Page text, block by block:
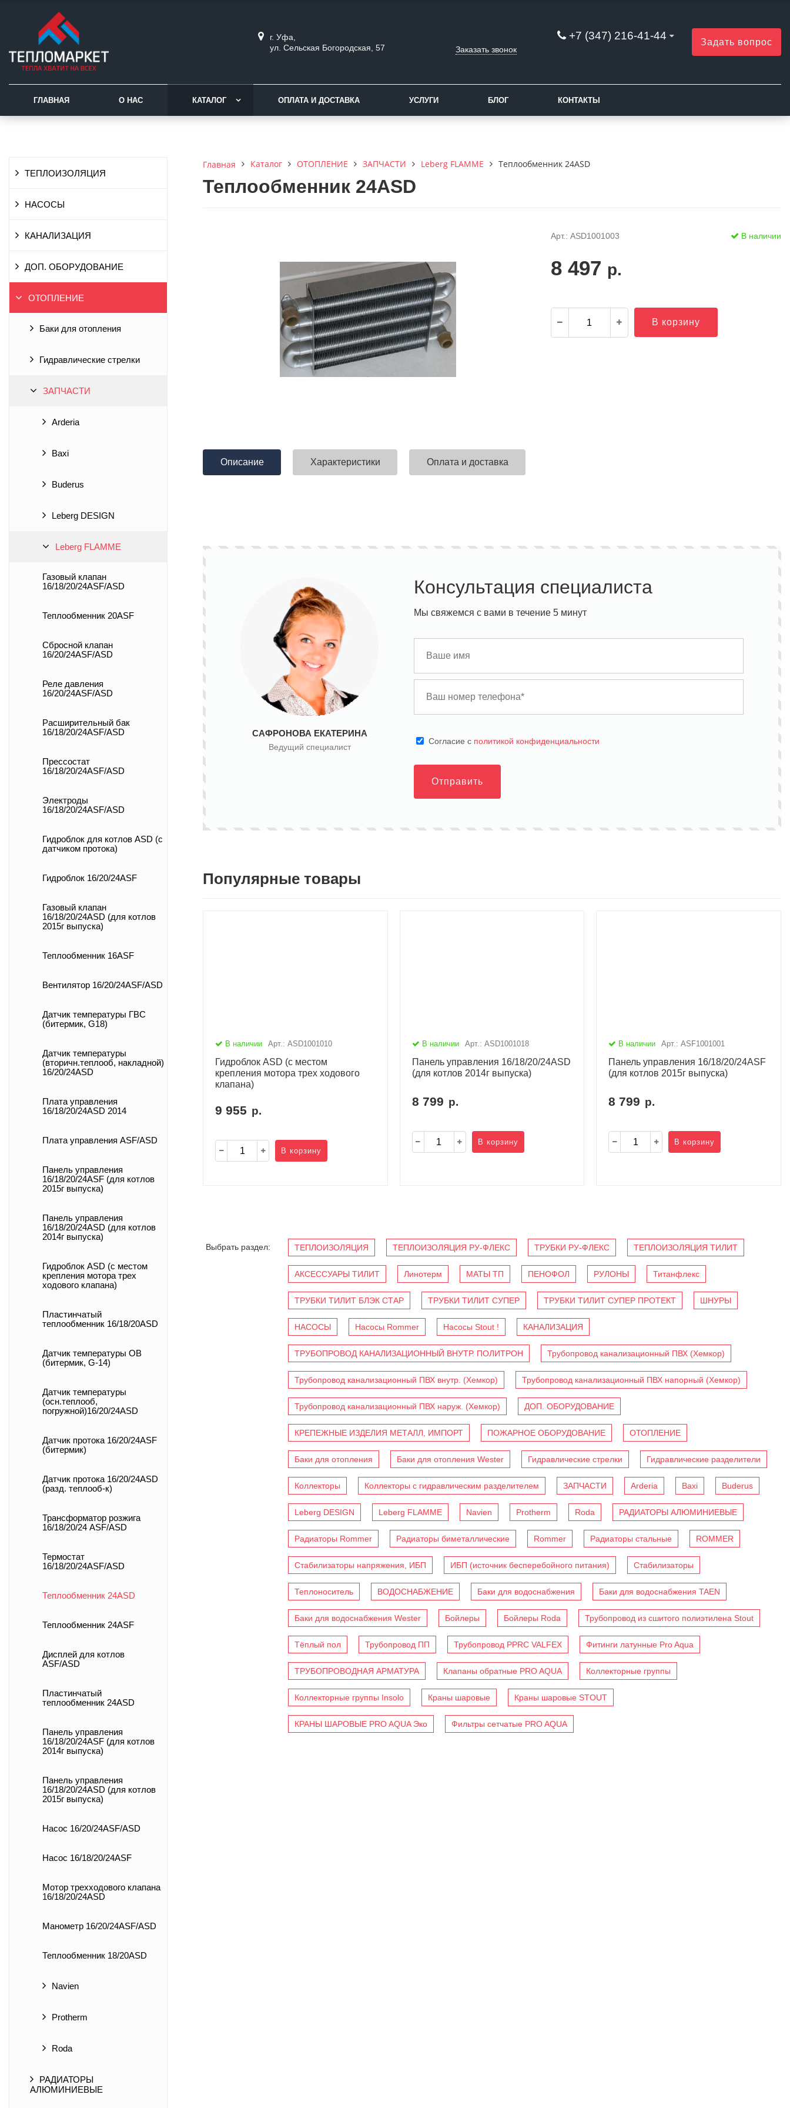
г. Уфа,
ул. Сельская Богородская, 57
+7 (347) 216-41-44
Заказать звонок
Задать вопрос
ГЛАВНАЯ О НАС КАТАЛОГ ОПЛАТА И ДОСТАВКА УСЛУГИ БЛОГ КОНТАКТЫ
ТЕПЛОИЗОЛЯЦИЯ
НАСОСЫ
КАНАЛИЗАЦИЯ
ДОП. ОБОРУДОВАНИЕ
ОТОПЛЕНИЕ
Баки для отопления
Гидравлические стрелки
ЗАПЧАСТИ
Arderia
Baxi
Buderus
Leberg DESIGN
Leberg FLAMME
Газовый клапан
16/18/20/24ASF/ASD
Теплообменник 20ASF
Сбросной клапан
16/20/24ASF/ASD
Реле давления
16/20/24ASF/ASD
Расширительный бак
16/18/20/24ASF/ASD
Прессостат
16/18/20/24ASF/ASD
Электроды
16/18/20/24ASF/ASD
Гидроблок для котлов ASD (с
датчиком протока)
Гидроблок 16/20/24ASF
Газовый клапан
16/18/20/24ASD (для котлов
2015г выпуска)
Теплообменник 16ASF
Вентилятор 16/20/24ASF/ASD
Датчик температуры ГВС
(битермик, G18)
Датчик температуры
(вторичн.теплооб, накладной)
16/20/24ASD
Плата управления
16/18/20/24ASD 2014
Плата управления ASF/ASD
Панель управления
16/18/20/24ASF (для котлов
2015г выпуска)
Панель управления
16/18/20/24ASD (для котлов
2014г выпуска)
Гидроблок ASD (с местом
крепления мотора трех
ходового клапана)
Пластинчатый
теплообменник 16/18/20ASD
Датчик температуры ОВ
(битермик, G-14)
Датчик температуры
(осн.теплооб,
погружной)16/20/24ASD
Датчик протока 16/20/24ASF
(битермик)
Датчик протока 16/20/24ASD
(разд. теплооб-к)
Трансформатор розжига
16/18/20/24 ASF/ASD
Термостат
16/18/20/24ASF/ASD
Теплообменник 24ASD
Теплообменник 24ASF
Дисплей для котлов
ASF/ASD
Пластинчатый
теплообменник 24ASD
Панель управления
16/18/20/24ASF (для котлов
2014г выпуска)
Панель управления
16/18/20/24ASD (для котлов
2015г выпуска)
Насос 16/20/24ASF/ASD
Насос 16/18/20/24ASF
Мотор трехходового клапана
16/18/20/24ASD
Манометр 16/20/24ASF/ASD
Теплообменник 18/20ASD
Navien
Protherm
Roda
РАДИАТОРЫ
АЛЮМИНИЕВЫЕ
Главная Каталог ОТОПЛЕНИЕ ЗАПЧАСТИ Leberg FLAMME Теплообменник 24ASD
Теплообменник 24ASD
Арт.: ASD1001003 В наличии
8 497 р.
В корзину
Описание Характеристики Оплата и доставка
САФРОНОВА ЕКАТЕРИНА
Ведущий специалист
Консультация специалиста
Мы свяжемся с вами в течение 5 минут
Cогласие с политикой конфиденциальности
Отправить
Популярные товары
В наличии Арт.: ASD1001010
Гидроблок ASD (с местом
крепления мотора трех ходового
клапана)
9 955 р.
В корзину
В наличии Арт.: ASD1001018
Панель управления 16/18/20/24ASD
(для котлов 2014г выпуска)
8 799 р.
В корзину
В наличии Арт.: ASF1001001
Панель управления 16/18/20/24ASF
(для котлов 2015г выпуска)
8 799 р.
В корзину
Выбрать раздел: ТЕПЛОИЗОЛЯЦИЯ ТЕПЛОИЗОЛЯЦИЯ РУ-ФЛЕКС ТРУБКИ РУ-ФЛЕКС ТЕПЛОИЗОЛЯЦИЯ ТИЛИТ
АКСЕССУАРЫ ТИЛИТ Линотерм МАТЫ ТП ПЕНОФОЛ РУЛОНЫ Титанфлекс
ТРУБКИ ТИЛИТ БЛЭК СТАР ТРУБКИ ТИЛИТ СУПЕР ТРУБКИ ТИЛИТ СУПЕР ПРОТЕКТ ШНУРЫ
НАСОСЫ Насосы Rommer Насосы Stout ! КАНАЛИЗАЦИЯ
ТРУБОПРОВОД КАНАЛИЗАЦИОННЫЙ ВНУТР. ПОЛИТРОН Трубопровод канализационный ПВХ (Хемкор)
Трубопровод канализационный ПВХ внутр. (Хемкор) Трубопровод канализационный ПВХ напорный (Хемкор)
Трубопровод канализационный ПВХ наруж. (Хемкор) ДОП. ОБОРУДОВАНИЕ
КРЕПЕЖНЫЕ ИЗДЕЛИЯ МЕТАЛЛ, ИМПОРТ ПОЖАРНОЕ ОБОРУДОВАНИЕ ОТОПЛЕНИЕ
Баки для отопления Баки для отопления Wester Гидравлические стрелки Гидравлические разделители
Коллекторы Коллекторы с гидравлическим разделителем ЗАПЧАСТИ Arderia Baxi Buderus
Leberg DESIGN Leberg FLAMME Navien Protherm Roda РАДИАТОРЫ АЛЮМИНИЕВЫЕ
Радиаторы Rommer Радиаторы биметаллические Rommer Радиаторы стальные ROMMER
Стабилизаторы напряжения, ИБП ИБП (источник бесперебойного питания) Стабилизаторы
Теплоноситель ВОДОСНАБЖЕНИЕ Баки для водоснабжения Баки для водоснабжения TAEN
Баки для водоснабжения Wester Бойлеры Бойлеры Roda Трубопровод из сшитого полиэтилена Stout
Тёплый пол Трубопровод ПП Трубопровод PPRC VALFEX Фитинги латунные Pro Aqua
ТРУБОПРОВОДНАЯ АРМАТУРА Клапаны обратные PRO AQUA Коллекторные группы
Коллекторные группы Insolo Краны шаровые Краны шаровые STOUT
КРАНЫ ШАРОВЫЕ PRO AQUA Эко Фильтры сетчатые PRO AQUA